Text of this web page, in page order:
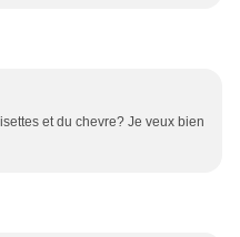
et du chevre? Je veux bien